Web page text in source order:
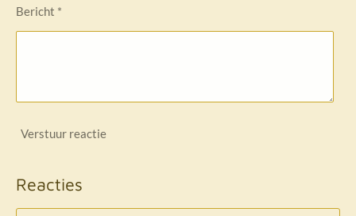
Bericht *
Verstuur reactie
Reacties